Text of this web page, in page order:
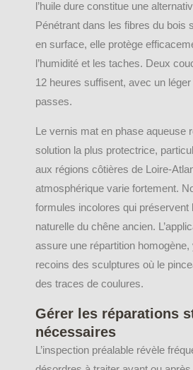
l’huile dure constitue une
Pénétrant dans les fibres du bois
en surface, elle protège
l’humidité et les taches. Deux
12 heures suffisent, avec un
passes.
Le vernis mat en phase aqueuse
solution la plus protectrice,
aux régions côtières de Loire-
atmosphérique varie fortement.
formules incolores qui préservent
naturelle du chêne ancien.
assure une répartition
recoins des sculptures où le
des traces de coulures.
Gérer les réparations
nécessaires
L’inspection préalable révèle